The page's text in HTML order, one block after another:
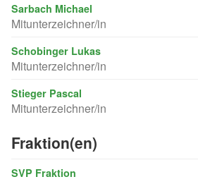
Sarbach Michael
Mitunterzeichner/in
Schobinger Lukas
Mitunterzeichner/in
Stieger Pascal
Mitunterzeichner/in
Fraktion(en)
SVP Fraktion